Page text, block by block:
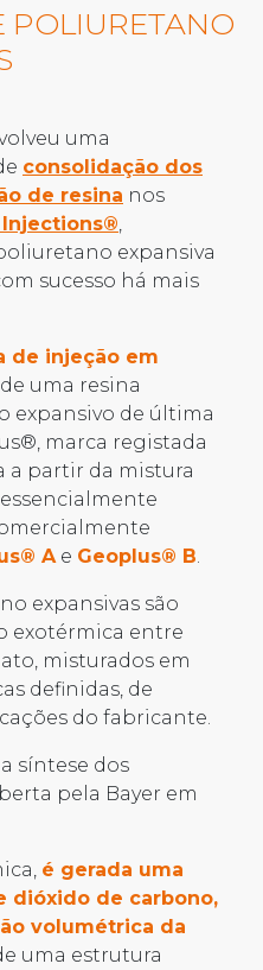
POLIURETANO
uma
consolidação dos
de resina nos
expansiva
sucesso há mais
de injeção em
uma resina
expansivo de última
marca registada
a partir da mistura
A e Geoplus® B
expansivas são
exotérmica entre
misturados em
definidas, de
do fabricante.
síntese dos
pela Bayer em
é gerada uma
dióxido de carbono,
volumétrica da
uma estrutura